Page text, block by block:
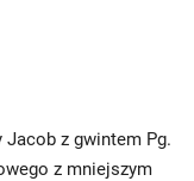
z gwintem Pg.
z mniejszym